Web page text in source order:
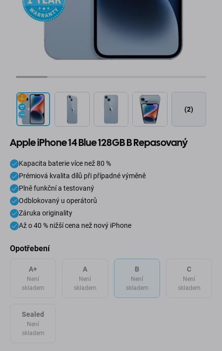
(2)
Apple iPhone 14 Blue 128GB B Repasovaný
Kapacita baterie více než 80 %
Prémiová kvalita dílů při případné výměně
Plně funkční a testovaný
Odblokovaný u operátorů
Záruka originality
Až o 40 % nižší cena než nový iPhone
Opotřebení
A+
Není
skladem
A
Není
skladem
B
Není
skladem
C
Není
skladem
Sealed
Není
skladem